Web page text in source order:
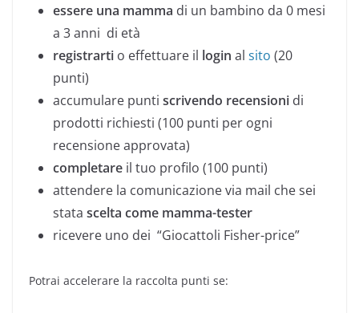
essere una mamma di un bambino da 0 mesi
a 3 anni di età
registrarti o effettuare il login al sito (20
punti)
accumulare punti scrivendo recensioni di
prodotti richiesti (100 punti per ogni
recensione approvata)
completare il tuo profilo (100 punti)
attendere la comunicazione via mail che sei
stata scelta come mamma-tester
ricevere uno dei “Giocattoli Fisher-price”
Potrai accelerare la raccolta punti se: